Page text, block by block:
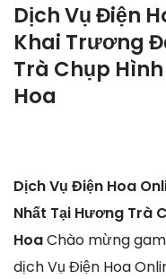
Dịch Vụ Điện
Khai Trương
Trà Chụp
Hoa
Dịch Vụ Điện Hoa
Nhất Tại Hương Trà
HoaChào mừng
dịch Vụ Điện Hoa